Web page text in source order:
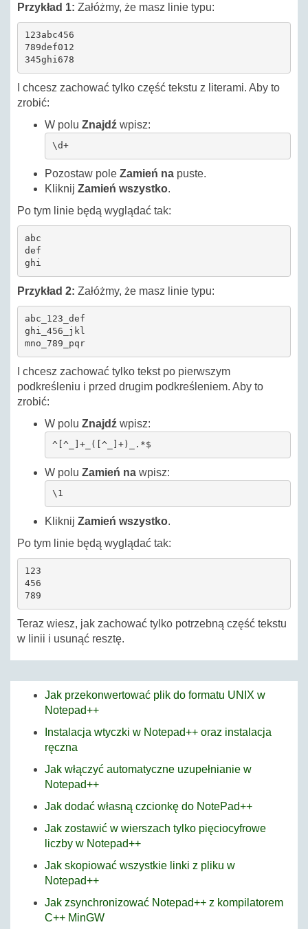
Przykład 1: Załóżmy, że masz linie typu:
123abc456
789def012
345ghi678
I chcesz zachować tylko część tekstu z literami. Aby to
zrobić:
W polu Znajdź wpisz:
\d+
Pozostaw pole Zamień na puste.
Kliknij Zamień wszystko.
Po tym linie będą wyglądać tak:
abc
def
ghi
Przykład 2: Załóżmy, że masz linie typu:
abc_123_def
ghi_456_jkl
mno_789_pqr
I chcesz zachować tylko tekst po pierwszym
podkreśleniu i przed drugim podkreśleniem. Aby to
zrobić:
W polu Znajdź wpisz:
^[^_]+_([^_]+)_.*$
W polu Zamień na wpisz:
\1
Kliknij Zamień wszystko.
Po tym linie będą wyglądać tak:
123
456
789
Teraz wiesz, jak zachować tylko potrzebną część tekstu
w linii i usunąć resztę.
Jak przekonwertować plik do formatu UNIX w
Notepad++
Instalacja wtyczki w Notepad++ oraz instalacja
ręczna
Jak włączyć automatyczne uzupełnianie w
Notepad++
Jak dodać własną czcionkę do NotePad++
Jak zostawić w wierszach tylko pięciocyfrowe
liczby w Notepad++
Jak skopiować wszystkie linki z pliku w
Notepad++
Jak zsynchronizować Notepad++ z kompilatorem
C++ MinGW